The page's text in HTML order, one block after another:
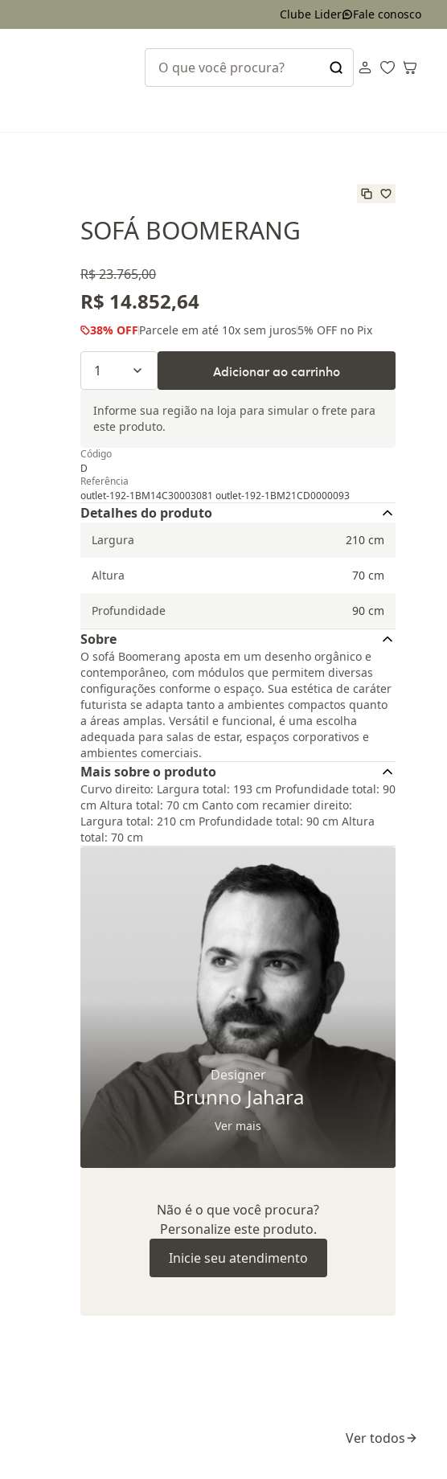
Clube Lider Fale conosco
SOFÁ BOOMERANG
R$ 23.765,00
R$ 14.852,64
38% OFFParcele em até 10x sem juros5% OFF no Pix
1 Adicionar ao carrinho
Informe sua região na loja para simular o frete para
este produto.
Código
D
Referência
outlet-192-1BM14C30003081 outlet-192-1BM21CD0000093
Detalhes do produto
Largura 210 cm
Altura 70 cm
Profundidade 90 cm
Sobre
O sofá Boomerang aposta em um desenho orgânico e
contemporâneo, com módulos que permitem diversas
configurações conforme o espaço. Sua estética de caráter
futurista se adapta tanto a ambientes compactos quanto
a áreas amplas. Versátil e funcional, é uma escolha
adequada para salas de estar, espaços corporativos e
ambientes comerciais.
Mais sobre o produto
Curvo direito: Largura total: 193 cm Profundidade total: 90
cm Altura total: 70 cm Canto com recamier direito:
Largura total: 210 cm Profundidade total: 90 cm Altura
total: 70 cm
Designer
Brunno Jahara
Ver mais
Não é o que você procura?
Personalize este produto.
Inicie seu atendimento
Ver todos